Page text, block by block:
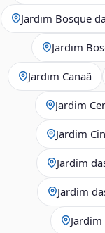
Jardim Bosque
Jardim
Jardim Canaã
Jardim
Jardim
Jardim
Jardim